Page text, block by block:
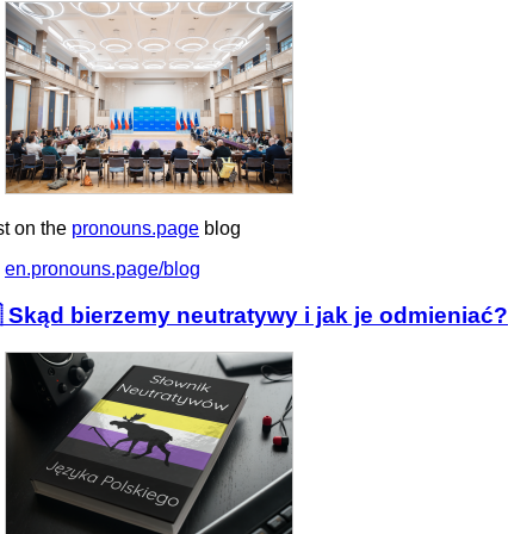
on the pronouns.page blog
en.pronouns.page/blog
bierzemy neutratywy i jak je odmieniać?